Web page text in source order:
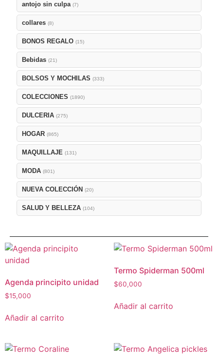
antojo sin culpa (7)
collares (8)
BONOS REGALO (15)
Bebidas (21)
BOLSOS Y MOCHILAS (333)
COLECCIONES (1890)
DULCERIA (275)
HOGAR (865)
MAQUILLAJE (131)
MODA (801)
NUEVA COLECCIÓN (20)
SALUD Y BELLEZA (104)
Agenda principito unidad
$15,000
Añadir al carrito
Termo Spiderman 500ml
$60,000
Añadir al carrito